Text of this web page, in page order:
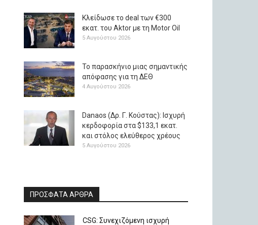
Κλείδωσε το deal των €300
εκατ. του Aktor με τη Μotor Oil
5 Αυγούστου 2026
Το παρασκήνιο μιας σημαντικής
απόφασης για τη ΔΕΘ
4 Αυγούστου 2026
Danaos (Δρ. Γ. Κούστας): Ισχυρή
κερδοφορία στα $133,1 εκατ.
και στόλος ελεύθερος χρέους
5 Αυγούστου 2026
ΠΡΟΣΦΑΤΑ ΑΡΘΡΑ
CSG: Συνεχιζόμενη ισχυρή